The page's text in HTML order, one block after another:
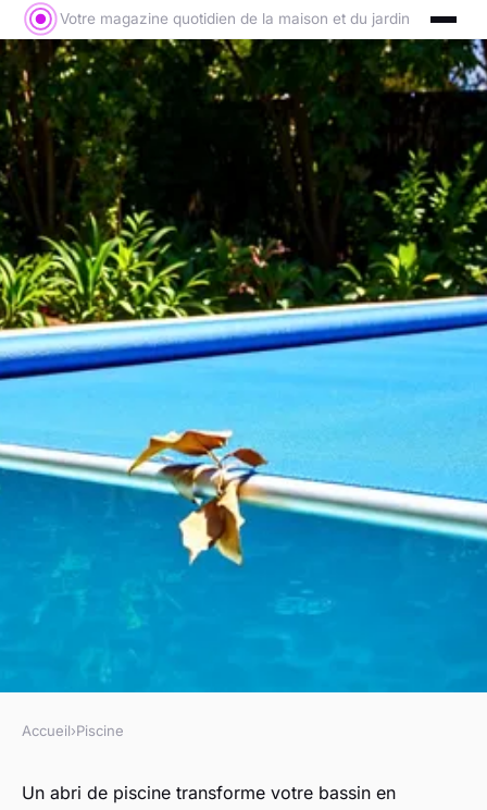
Votre magazine quotidien de la maison et du jardin
Abris de piscine : découvrez la
Accueil›Piscine
Un abri de piscine transforme votre bassin en